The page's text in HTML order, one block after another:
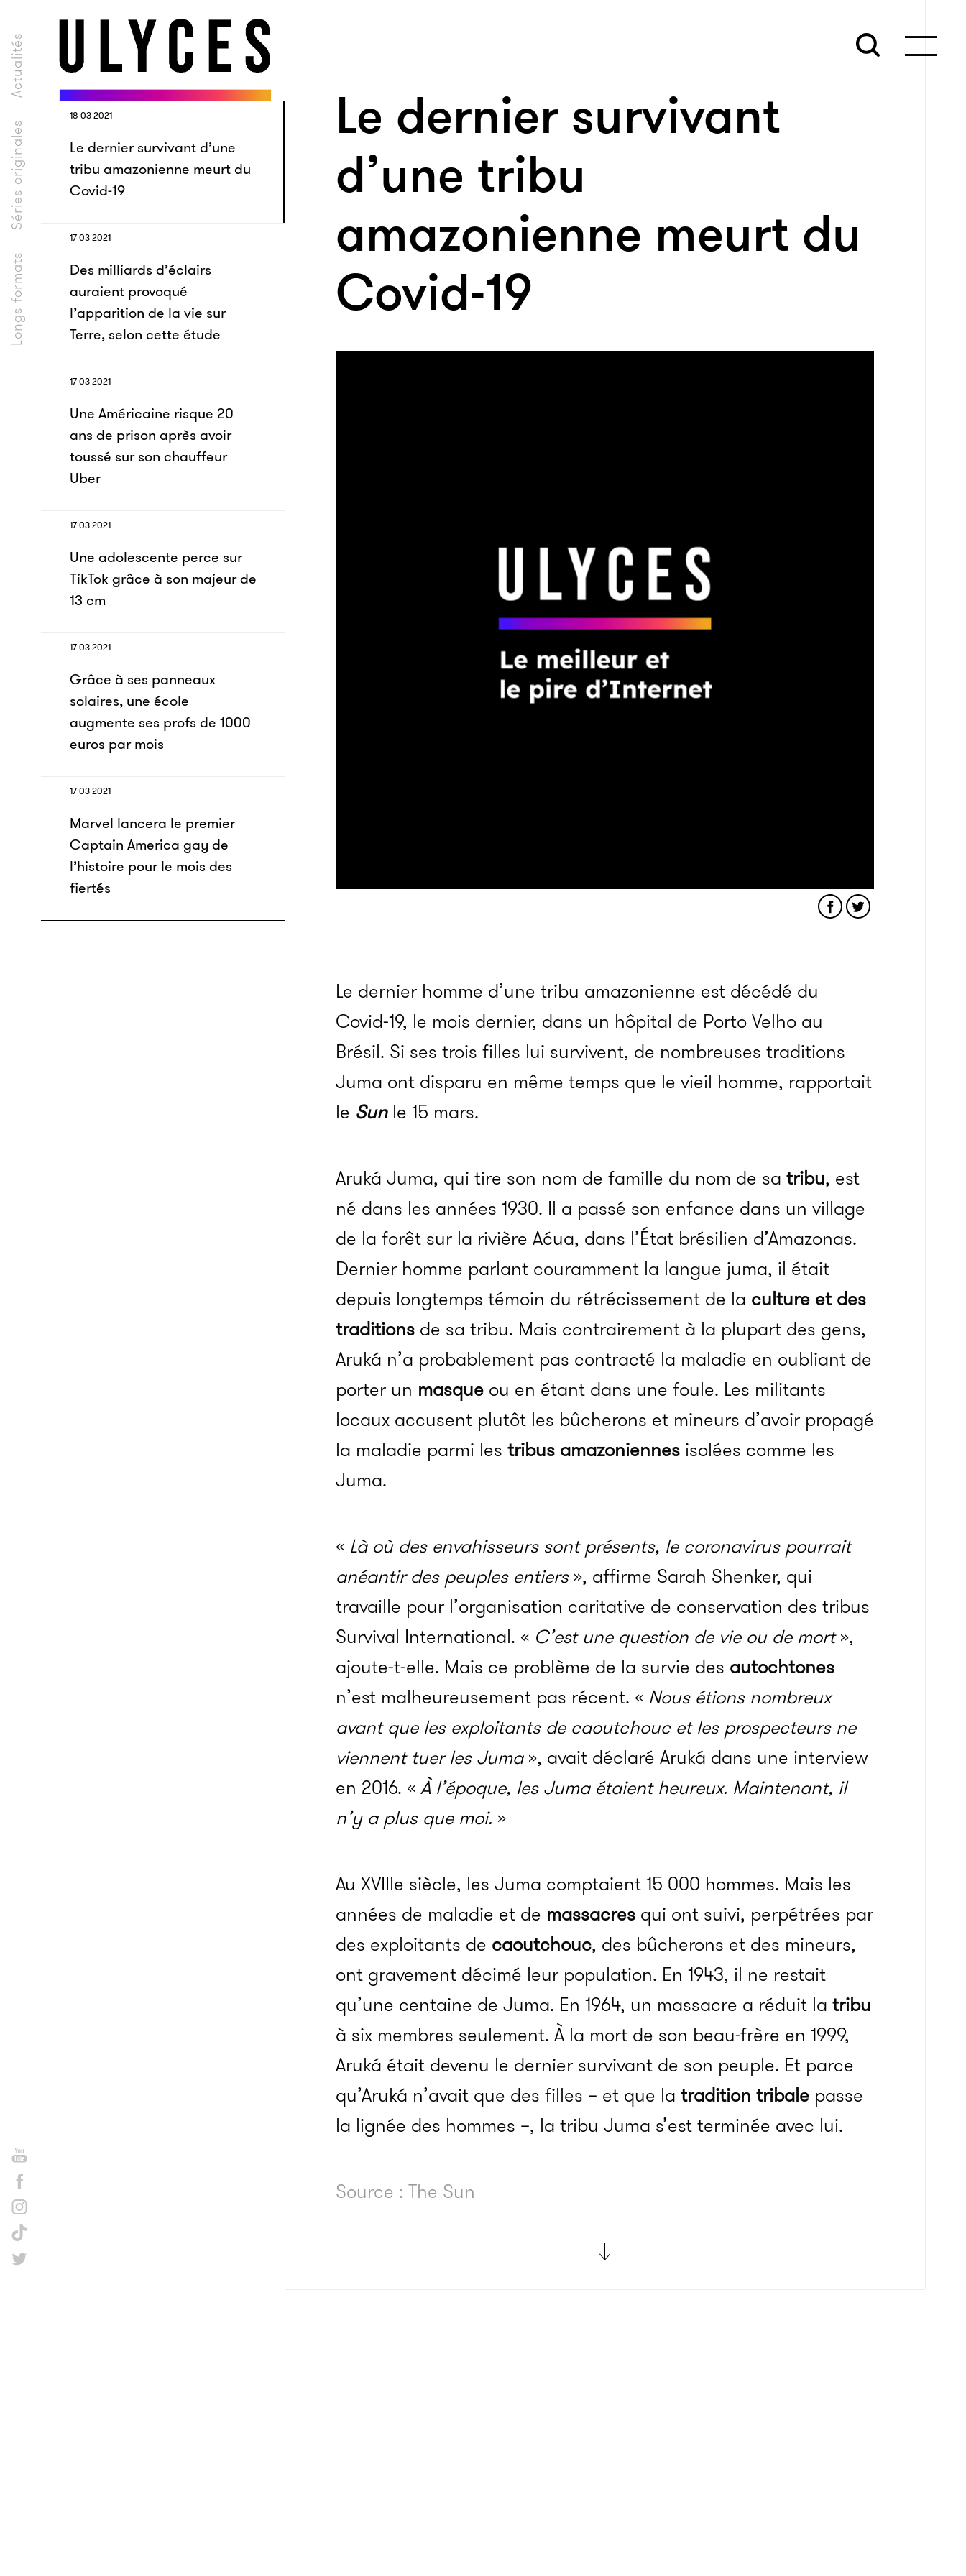
Longs formats
Séries originales
Actualités
18 03 2021
Le dernier survivant d’une
tribu amazonienne meurt du
Covid-19
17 03 2021
Des milliards d’éclairs
auraient provoqué
l’apparition de la vie sur
Terre, selon cette étude
17 03 2021
Une Américaine risque 20
ans de prison après avoir
toussé sur son chauffeur
Uber
17 03 2021
Une adolescente perce sur
TikTok grâce à son majeur de
13 cm
17 03 2021
Grâce à ses panneaux
solaires, une école
augmente ses profs de 1000
euros par mois
17 03 2021
Marvel lancera le premier
Captain America gay de
l’histoire pour le mois des
fiertés
Le dernier survivant
d’une tribu
amazonienne meurt du
Covid-19
Le dernier homme d’une tribu amazonienne est décédé du
Covid-19, le mois dernier, dans un hôpital de Porto Velho au
Brésil. Si ses trois filles lui survivent, de nombreuses traditions
Juma ont disparu en même temps que le vieil homme, rapportait
le Sunle 15 mars.
Aruká Juma, qui tire son nom de famille du nom de sa tribu, est
né dans les années 1930. Il a passé son enfance dans un village
de la forêt sur la rivière Aćua, dans l’État brésilien d’Amazonas.
Dernier homme parlant couramment la langue juma, il était
depuis longtemps témoin du rétrécissement de la culture et des
traditions de sa tribu. Mais contrairement à la plupart des gens,
Aruká n’a probablement pas contracté la maladie en oubliant de
porter un masque ou en étant dans une foule. Les militants
locaux accusent plutôt les bûcherons et mineurs d’avoir propagé
la maladie parmi les tribus amazoniennes isolées comme les
Juma.
« Là où des envahisseurs sont présents, le coronavirus pourrait
anéantir des peuples entiers», affirme Sarah Shenker, qui
travaille pour l’organisation caritative de conservation des tribus
Survival International. « C’est une question de vie ou de mort»,
ajoute-t-elle. Mais ce problème de la survie des autochtones
n’est malheureusement pas récent. « Nous étions nombreux
avant que les exploitants de caoutchouc et les prospecteurs ne
viennent tuer les Juma», avait déclaré Aruká dans une interview
en 2016. «À l’époque, les Juma étaient heureux. Maintenant, il
n’y a plus que moi. »
Au XVIIIe siècle, les Juma comptaient 15 000 hommes. Mais les
années de maladie et de massacres qui ont suivi, perpétrées par
des exploitants de caoutchouc, des bûcherons et des mineurs,
ont gravement décimé leur population. En 1943, il ne restait
qu’une centaine de Juma. En 1964, un massacre a réduit la tribu
à six membres seulement. À la mort de son beau-frère en 1999,
Aruká était devenu le dernier survivant de son peuple. Et parce
qu’Aruká n’avait que des filles – et que la tradition tribale passe
la lignée des hommes –, la tribu Juma s’est terminée avec lui.
Source : The Sun